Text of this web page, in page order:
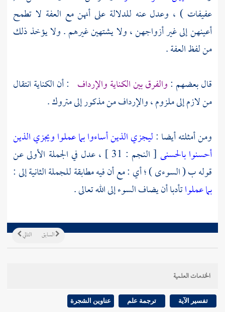
عفيفات ) ، وعدل عنه للدلالة على أنهن مع العفة لا تطمح
أعينهن إلى غير أزواجهن ، ولا يشتهين غيرهم . ولا يؤخذ ذلك
من لفظ العفة .
قال بعضهم :والفرق بين الكناية والإرداف : أن الكناية انتقال
من لازم إلى ملزوم ، والإرداف من مذكور إلى متروك .
ومن أمثلته أيضا :ليجزي الذين أساءوا بما عملوا ويجزي الذين
أحسنوا بالحسنى
[ النجم : 31 ] ، عدل في الجملة الأولى عن
قوله ب ( السوءى ) ؛ أي : مع أن فيه مطابقة للجملة الثانية إلى :
بما عملواتأدبا أن يضاف السوء إلى الله تعالى .
التالي السابق
الخدمات العلمية
تفسير الآية ترجمة علم عناوين الشجرة